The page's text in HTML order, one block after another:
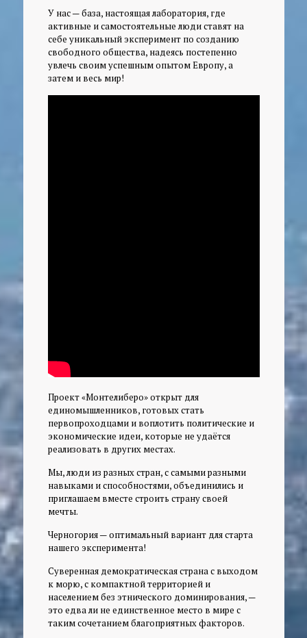
У нас — база, настоящая лаборатория, где
активные и самостоятельные люди ставят на
себе уникальный эксперимент по созданию
свободного общества, надеясь постепенно
увлечь своим успешным опытом Европу, а
затем и весь мир!
Проект «Монтелиберо» открыт для
единомышленников, готовых стать
первопроходцами и воплотить политические и
экономические идеи, которые не удаётся
реализовать в других местах.
Мы, люди из разных стран, с самыми разными
навыками и способностями, объединились и
приглашаем вместе строить страну своей
мечты.
Черногория — оптимальный вариант для старта
нашего эксперимента!
Суверенная демократическая страна с выходом
к морю, с компактной территорией и
населением без этнического доминирования, —
это едва ли не единственное место в мире с
таким сочетанием благоприятных факторов.